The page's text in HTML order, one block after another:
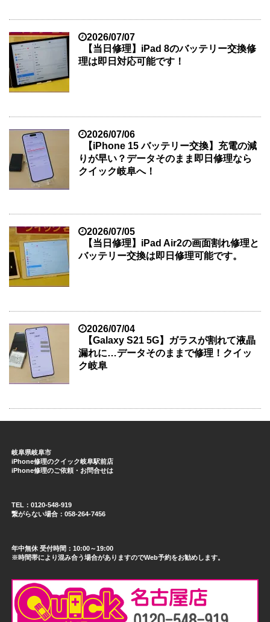
2026/07/07
【当日修理】iPad 8のバッテリー交換修
理は即日対応可能です！
2026/07/06
【iPhone 15 バッテリー交換】充電の減
りが早い？データそのまま即日修理なら
クイック岐阜へ！
2026/07/05
【当日修理】iPad Air2の画面割れ修理と
バッテリー交換は即日修理可能です。
2026/07/04
【Galaxy S21 5G】ガラスが割れて液晶
漏れに…データそのままで修理！クイッ
ク岐阜
岐阜県岐阜市
iPhone修理のクイック岐阜駅前店
iPhone修理のご依頼・お問合せは
TEL：0120-548-919
繋がらない場合：058-264-7456
年中無休 受付時間：10:00～19:00
※時間帯により混み合う場合がありますのでWeb予約をお勧めします。